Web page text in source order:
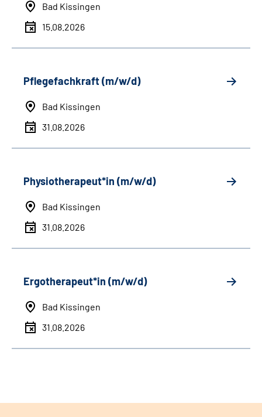
Bad Kissingen
15.08.2026
Pflegefachkraft (m/w/d)
Bad Kissingen
31.08.2026
Physiotherapeut*in (m/w/d)
Bad Kissingen
31.08.2026
Ergotherapeut*in (m/w/d)
Bad Kissingen
31.08.2026